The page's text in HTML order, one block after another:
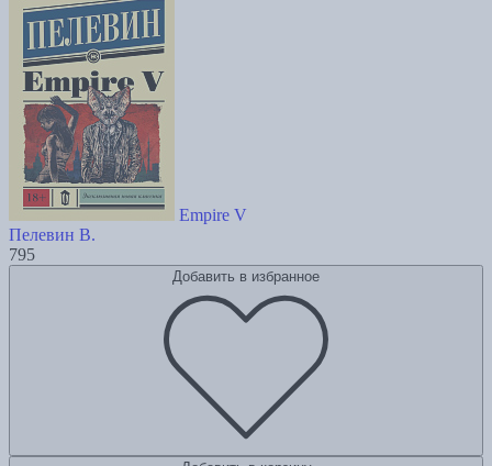
Empire V
Пелевин В.
795
Добавить в избранное